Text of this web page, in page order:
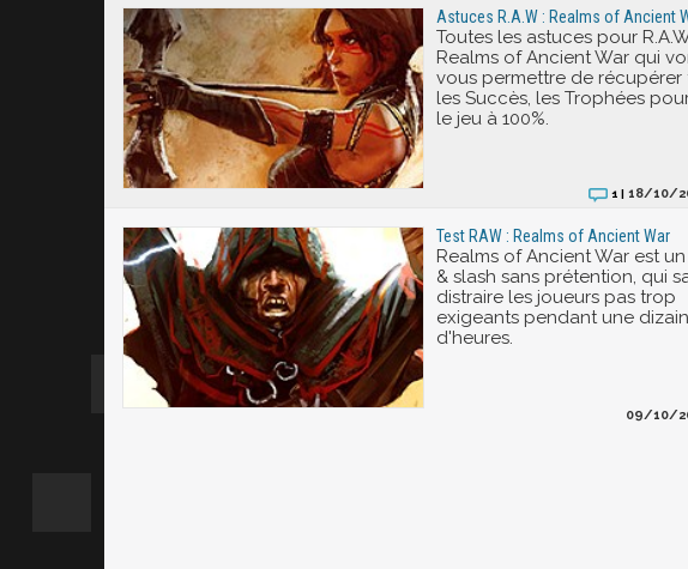
Astuces R.A.W : Realms of Ancient
Toutes les astuces pour
Realms of Ancient War qui
vous permettre de récupérer
les Succès, les Trophées
le jeu à 100%.
1 | 18/10/
Test RAW : Realms of Ancient War
Realms of Ancient War est
& slash sans prétention, qui
distraire les joueurs pas trop
exigeants pendant une
d'heures.
09/10/